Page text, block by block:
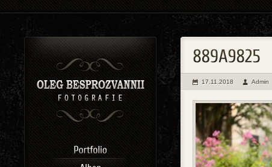
17.11.2018 Admin